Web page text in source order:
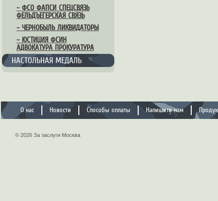
– ФСО ФАПСИ СПЕЦСВЯЗЬ
ФЕЛЬДЪЕГЕРСКАЯ СВЯЗЬ
– ЧЕРНОБЫЛЬ ЛИКВИДАТОРЫ
– ЮСТИЦИЯ ФСИН
АДВОКАТУРА ПРОКУРАТУРА
НАСТОЛЬНАЯ МЕДАЛЬ
О нас Новости Способы оплаты Напишите нам
© 2026 За заслуги Москва